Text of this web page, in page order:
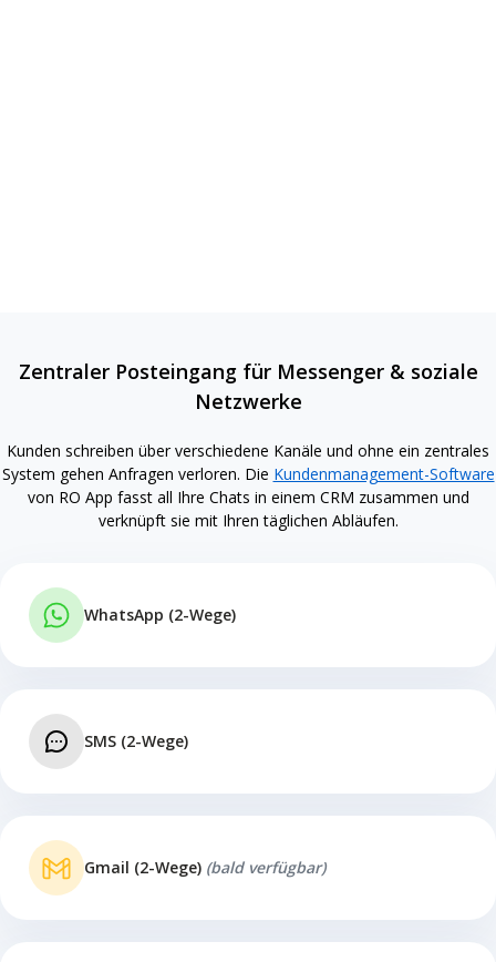
Zentraler Posteingang für Messenger & soziale
Netzwerke
Kunden schreiben über verschiedene Kanäle und ohne ein zentrales
System gehen Anfragen verloren. Die Kundenmanagement-Software
von RO App fasst all Ihre Chats in einem CRM zusammen und
verknüpft sie mit Ihren täglichen Abläufen.
WhatsApp (2-Wege)
SMS (2-Wege)
Gmail (2-Wege) (bald verfügbar)